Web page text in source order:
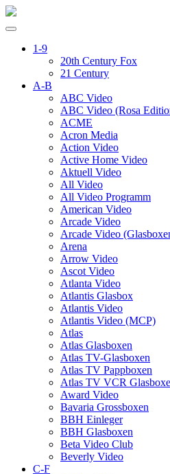
1-9
20th Century Fox
21 Century
A-B
ABC Video
ABC Video (Rosa
ACME
Acron Media
Action Video
Active Home Video
Aktuell Video
All Video
All Video Programm
American Video
Arcade Video
Arcade Video
Arena
Arrow Video
Ascot Video
Atlanta Video
Atlantis Glasbox
Atlantis Video
Atlantis Video (MCP)
Atlas
Atlas Glasboxen
Atlas TV-Glasboxen
Atlas TV Pappboxen
Atlas TV VCR
Award Video
Bavaria Grossboxen
BBH Einleger
BBH Glasboxen
Beta Video Club
Beverly Video
C-F